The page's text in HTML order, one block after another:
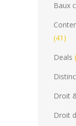
Baux
(41)
Deals
Droit
Droit